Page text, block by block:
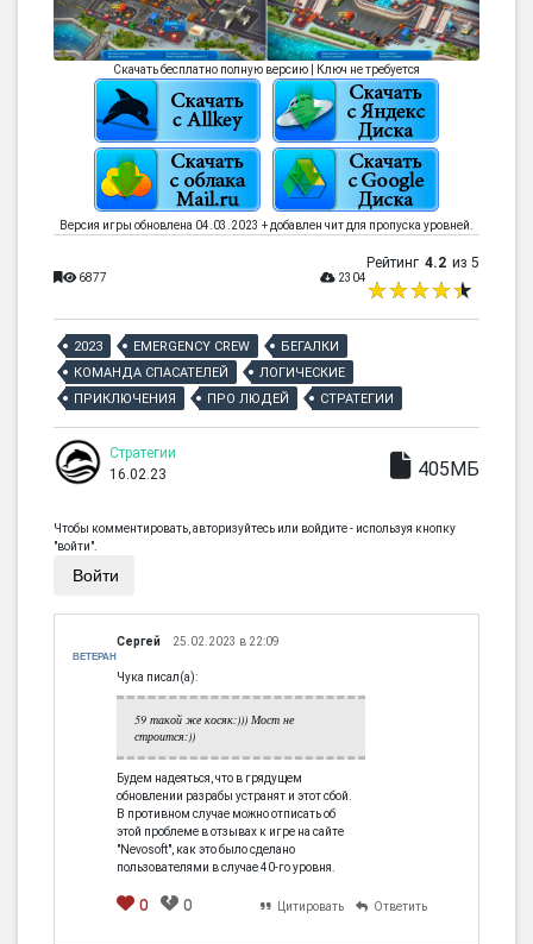
Скачать бесплатно полную версию | Ключ не требуется
Версия игры обновлена 04.03.2023 + добавлен чит для пропуска уровней.
6877 2304
Рейтинг 4.2 из 5
2023 EMERGENCY CREW
БЕГАЛКИ
КОМАНДА СПАСАТЕЛЕЙ
ЛОГИЧЕСКИЕ
ПРИКЛЮЧЕНИЯ
ПРО ЛЮДЕЙ СТРАТЕГИИ
Стратегии
16.02.23
405МБ
Чтобы комментировать, авторизуйтесь или войдите - используя кнопку
"войти".
Войти
ВЕТЕРАН
Сергей 25.02.2023 в 22:09
Чука писал(а):
59 такой же косяк:))) Мост не
строится:))
Будем надеяться, что в грядущем
обновлении разрабы устранят и этот сбой.
В противном случае можно отписать об
этой проблеме в отзывах к игре на сайте
"Nevosoft", как это было сделано
пользователями в случае 40-го уровня.
0 0 Цитировать Ответить